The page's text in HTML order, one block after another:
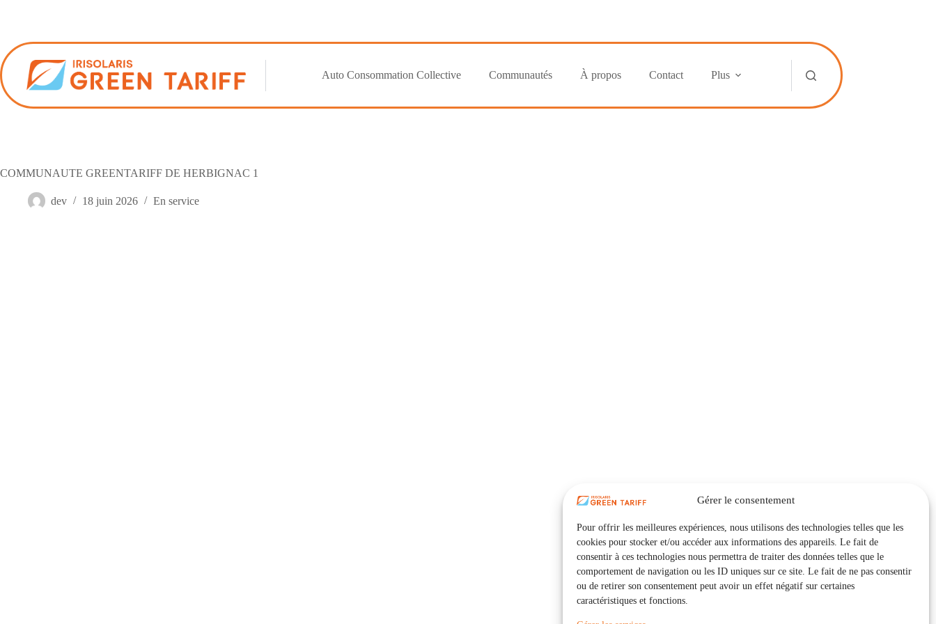
Gérer le consentement
Pour offrir les meilleures expériences, nous utilisons des technologies telles que les
cookies pour stocker et/ou accéder aux informations des appareils. Le fait de
consentir à ces technologies nous permettra de traiter des données telles que le
comportement de navigation ou les ID uniques sur ce site. Le fait de ne pas consentir
ou de retirer son consentement peut avoir un effet négatif sur certaines
caractéristiques et fonctions.
Auto Consommation Collective Communautés À propos Contact Plus
COMMUNAUTE GREENTARIFF DE HERBIGNAC 1
dev 18 juin 2026 En service